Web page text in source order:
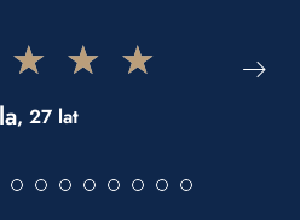
★ ★ ★
, 27 lat